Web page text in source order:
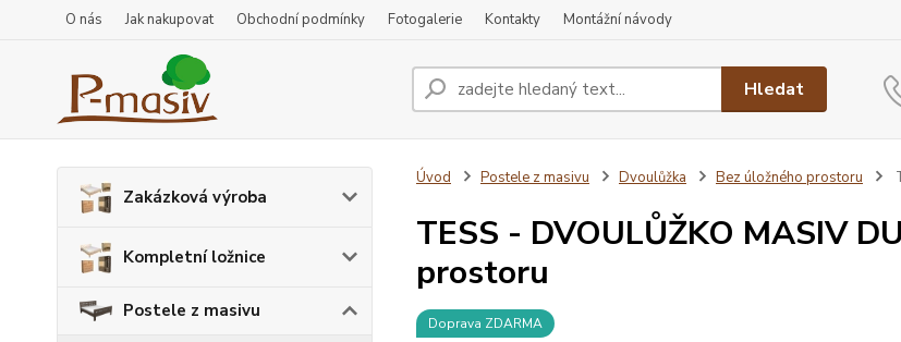
O nás Jak nakupovat Obchodní podmínky Fotogalerie Kontakty Montážní návody
Hledat
Zakázková výroba
Kompletní ložnice
Postele z masivu
Úvod Postele z masivu Dvoulůžka Bez úložného prostoru
TESS - DVOULŮŽKO MASIV
prostoru
Doprava ZDARMA